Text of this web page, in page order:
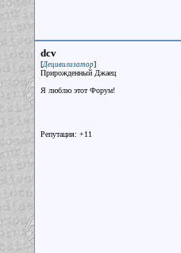
dcv
[Децивилизатор]
Прирожденный Джаец
Я люблю этот Форум!
Репутация: +11